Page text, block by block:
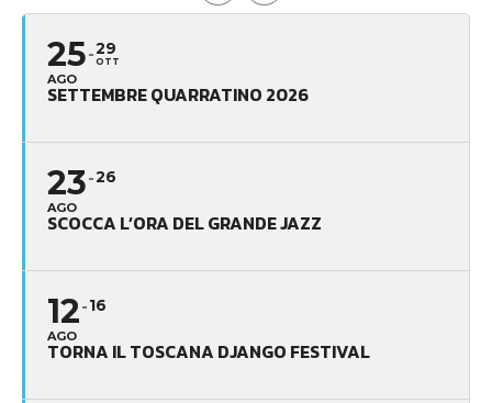
25
AGO
29
OTT
SETTEMBRE QUARRATINO 2026
23
AGO
26
SCOCCA L’ORA DEL GRANDE JAZZ
12
AGO
16
TORNA IL TOSCANA DJANGO FESTIVAL